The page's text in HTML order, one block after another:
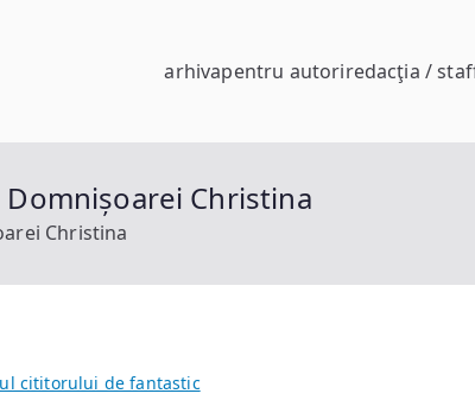
arhivapentru autoriredacţia /
Christina
Christina
cititorului de fantastic